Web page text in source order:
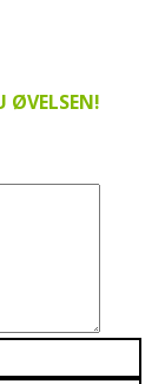
ØVELSEN!